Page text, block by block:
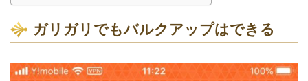
ガリガリでもバルクアップはできる